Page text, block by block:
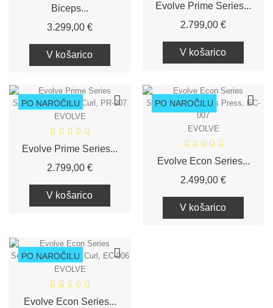
Biceps...
3.299,00 €Cena
V košarico
Evolve Prime Series...
2.799,00 €Cena
V košarico
PO NAROČILU
EVOLVE
Evolve Prime Series...
2.799,00 €Cena
V košarico
PO NAROČILU
EVOLVE
Evolve Econ Series...
2.499,00 €Cena
V košarico
PO NAROČILU
EVOLVE
Evolve Econ Series...